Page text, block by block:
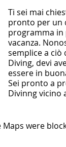
Ti sei mai
pronto per un
programma in
vacanza.
semplice a ciò
Diving, devi
essere in
Sei pronto a
Divinng vicino
Maps were